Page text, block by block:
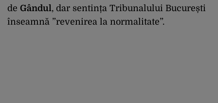
de Gândul, dar sentința Tribunalului București
înseamnă ”revenirea la normalitate”.